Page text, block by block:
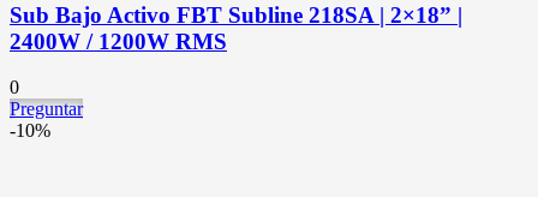
Sub Bajo Activo FBT Subline 218SA | 2×18” |
2400W / 1200W RMS
0
Preguntar
-10%